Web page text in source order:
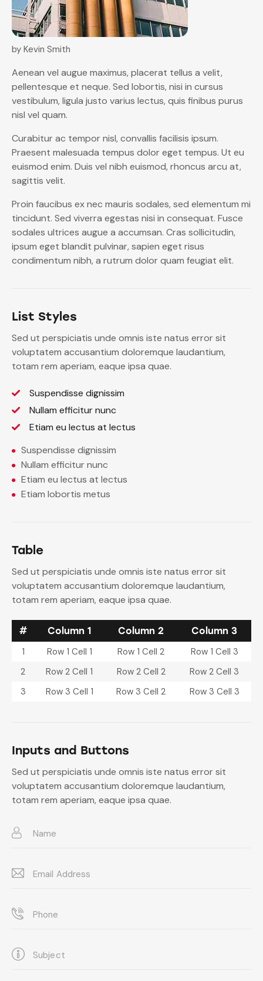
by Kevin Smith
Aenean vel augue maximus, placerat tellus a velit,
pellentesque et neque. Sed lobortis, nisi in cursus
vestibulum, ligula justo varius lectus, quis finibus purus
nisl vel quam.
Curabitur ac tempor nisl, convallis facilisis ipsum.
Praesent malesuada tempus dolor eget tempus. Ut eu
euismod enim. Duis vel nibh euismod, rhoncus arcu at,
sagittis velit.
Proin faucibus ex nec mauris sodales, sed elementum mi
tincidunt. Sed viverra egestas nisi in consequat. Fusce
sodales ultrices augue a accumsan. Cras sollicitudin,
ipsum eget blandit pulvinar, sapien eget risus
condimentum nibh, a rutrum dolor quam feugiat elit.
List Styles
Sed ut perspiciatis unde omnis iste natus error sit
voluptatem accusantium doloremque laudantium,
totam rem aperiam, eaque ipsa quae.
Suspendisse dignissim
Nullam efficitur nunc
Etiam eu lectus at lectus
Suspendisse dignissim
Nullam efficitur nunc
Etiam eu lectus at lectus
Etiam lobortis metus
Table
Sed ut perspiciatis unde omnis iste natus error sit
voluptatem accusantium doloremque laudantium,
totam rem aperiam, eaque ipsa quae.
# Column 1 Column 2 Column 3
1 Row 1 Cell 1 Row 1 Cell 2
Row 1 Cell 3
2
Row 2 Cell 1 Row 2 Cell 2
Row 2 Cell 3
3
Row 3 Cell 1 Row 3 Cell 2 Row 3 Cell 3
Inputs and Buttons
Sed ut perspiciatis unde omnis iste natus error sit
voluptatem accusantium doloremque laudantium,
totam rem aperiam, eaque ipsa quae.